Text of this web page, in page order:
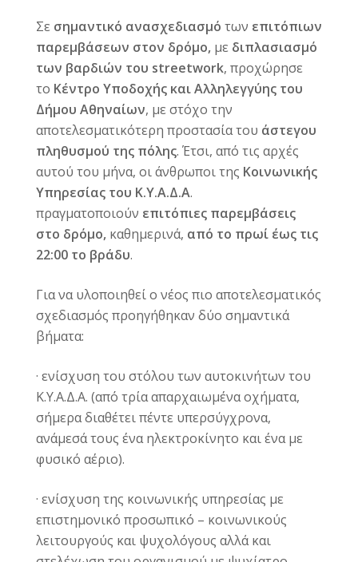
Σε σημαντικό ανασχεδιασμό των επιτόπιων
παρεμβάσεων στον δρόμο, με διπλασιασμό
των βαρδιών του streetwork, προχώρησε
το Κέντρο Υποδοχής και Αλληλεγγύης του
Δήμου Αθηναίων, με στόχο την
αποτελεσματικότερη προστασία του άστεγου
πληθυσμού της πόλης. Έτσι, από τις αρχές
αυτού του μήνα, οι άνθρωποι της Κοινωνικής
Υπηρεσίας του Κ.Υ.Α.Δ.Α.
πραγματοποιούν επιτόπιες παρεμβάσεις
στο δρόμο, καθημερινά, από το πρωί έως τις
22:00 το βράδυ.
Για να υλοποιηθεί ο νέος πιο αποτελεσματικός
σχεδιασμός προηγήθηκαν δύο σημαντικά
βήματα:
· ενίσχυση του στόλου των αυτοκινήτων του
Κ.Υ.Α.Δ.Α. (από τρία απαρχαιωμένα οχήματα,
σήμερα διαθέτει πέντε υπερσύγχρονα,
ανάμεσά τους ένα ηλεκτροκίνητο και ένα με
φυσικό αέριο).
· ενίσχυση της κοινωνικής υπηρεσίας με
επιστημονικό προσωπικό – κοινωνικούς
λειτουργούς και ψυχολόγους αλλά και